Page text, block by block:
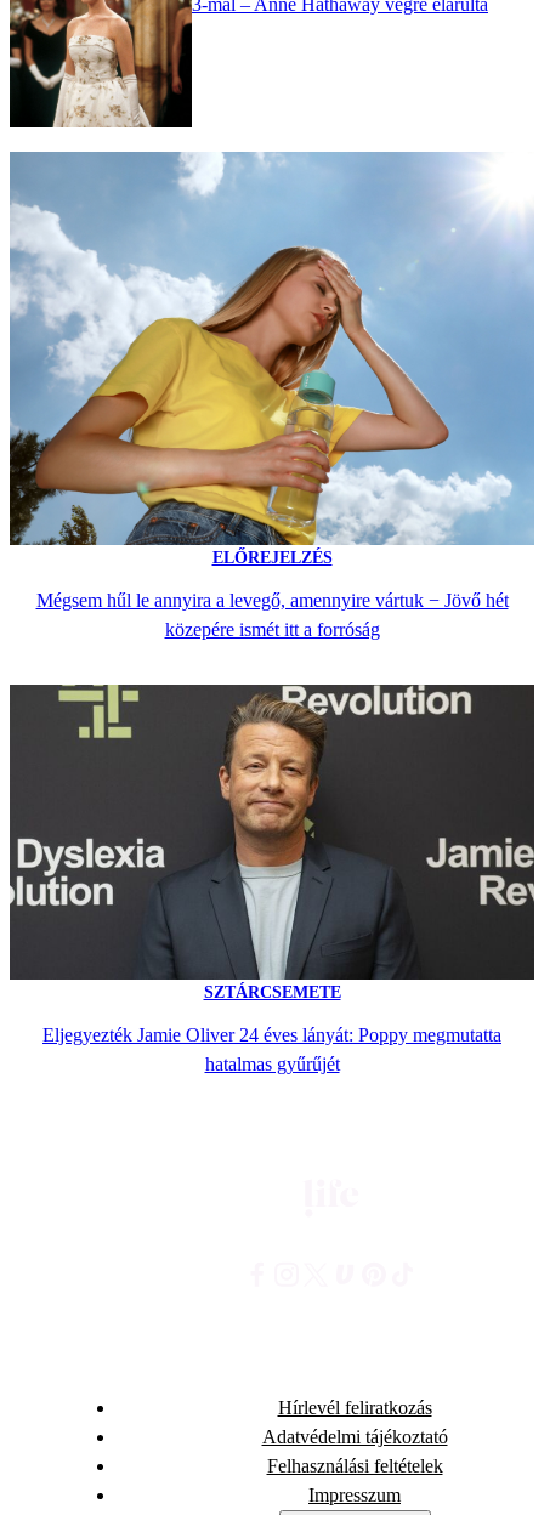
ELŐREJELZÉS
Mégsem hűl le annyira a levegő, amennyire vártuk − Jövő hét
közepére ismét itt a forróság
SZTÁRCSEMETE
Eljegyezték Jamie Oliver 24 éves lányát: Poppy megmutatta
hatalmas gyűrűjét
Hírlevél feliratkozás
Adatvédelmi tájékoztató
Felhasználási feltételek
Impresszum